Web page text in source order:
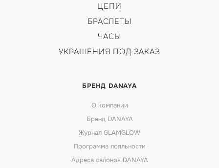
ЦЕПИ
БРАСЛЕТЫ
ЧАСЫ
УКРАШЕНИЯ ПОД ЗАКАЗ
БРЕНД DANAYA
О компании
Бренд DANAYA
Журнал GLAMGLOW
Программа лояльности
Адреса салонов DANAYA